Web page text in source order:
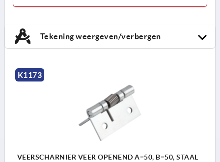
Tekening weergeven/verbergen
K1173
VEERSCHARNIER VEER OPENEND A=50, B=50, STAAL